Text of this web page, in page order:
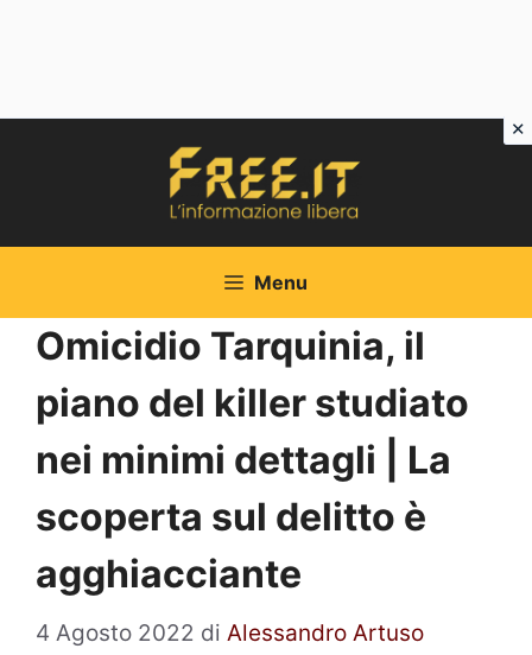
Menu
Omicidio Tarquinia, il
piano del killer studiato
nei minimi dettagli | La
scoperta sul delitto è
agghiacciante
4 Agosto 2022 di Alessandro Artuso